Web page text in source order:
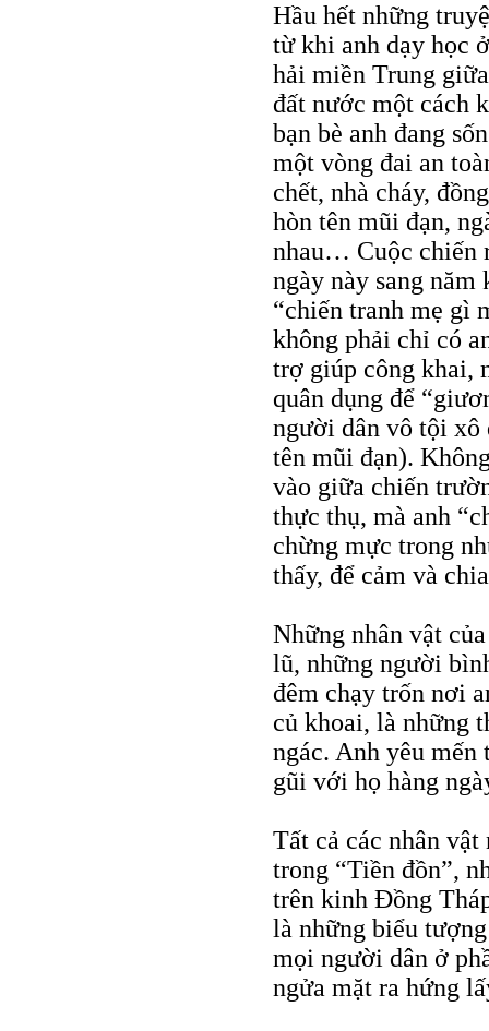
Hầu hết những
từ khi anh dạy học
hải miền Trung
đất nước một cách
bạn bè anh đang
một vòng đai an
chết, nhà cháy,
hòn tên mũi đạn,
nhau… Cuộc chiến
ngày này sang
“chiến tranh mẹ gì
không phải chỉ có
trợ giúp công khai,
quân dụng để
người dân vô tội xô
tên mũi đạn).
vào giữa chiến
thực thụ, mà anh
chừng mực trong
thấy, để cảm và
Những nhân vật
lũ, những người
đêm chạy trốn nơi
củ khoai, là những
ngác. Anh yêu mến
gũi với họ hàng
Tất cả các nhân
trong “Tiền đồn”,
trên kinh Đồng
là những biểu
mọi người dân ở
ngửa mặt ra hứng